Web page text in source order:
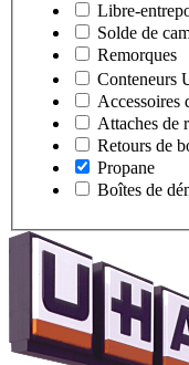
Libre-
Solde de
Remorques
Conteneurs
Accessoires
Attaches de
Retours de
Propane
Boîtes de